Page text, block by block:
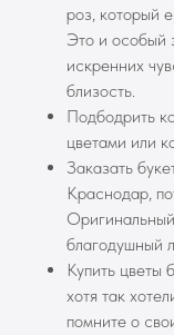
роз, который
Это и особый
искренних
близость.
Подбодрить
цветами или
Заказать
Краснодар,
благодушный
Купить цветы
хотя так
помните о